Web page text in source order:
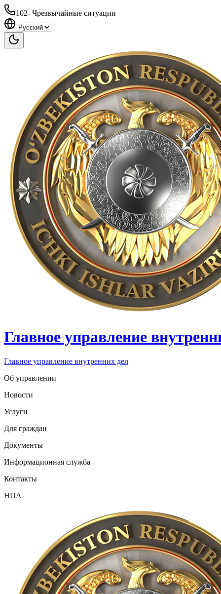
102- Чрезвычайные ситуации
Главное управление
Главное управление внутренних дел
Об управлении
Новости
Услуги
Для граждан
Документы
Информационная служба
Контакты
НПА